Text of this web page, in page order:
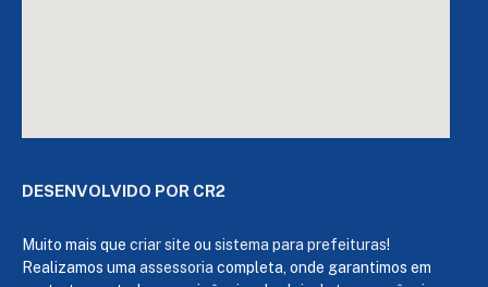
DESENVOLVIDO POR CR2
Muito mais que criar site ou sistema para prefeituras!
Realizamos uma assessoria completa, onde garantimos em